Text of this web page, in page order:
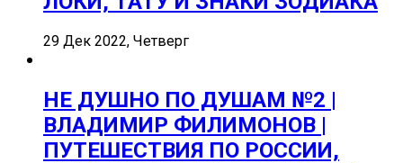
29 Дек 2022, Четверг
НЕ ДУШНО ПО ДУШАМ №2 |
ВЛАДИМИР ФИЛИМОНОВ |
ПУТЕШЕСТВИЯ ПО РОССИИ,